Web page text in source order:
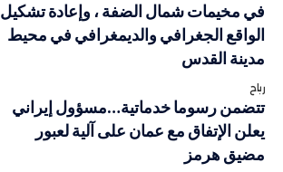
في مخيمات شمال الضفة ، وإعادة تشكيل
الواقع الجغرافي والديمغرافي في محيط
مدينة القدس
رباح
تتضمن رسوما خدماتية…مسؤول إيراني
يعلن الإتفاق مع عمان على آلية لعبور
مضيق هرمز